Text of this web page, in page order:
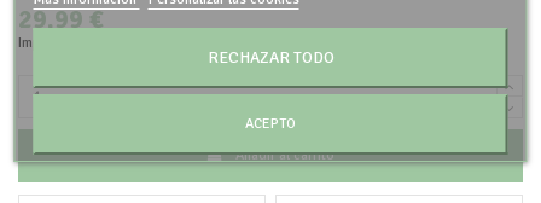
29,99 €
Impuestos incluidos
Añadir al carrito
RECHAZAR TODO
ACEPTO